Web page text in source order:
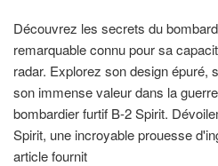
Découvrez les secrets du
remarquable connu pour sa
radar. Explorez son design épuré,
son immense valeur dans la
bombardier furtif B-2 Spirit.
Spirit, une incroyable prouesse
article fournit